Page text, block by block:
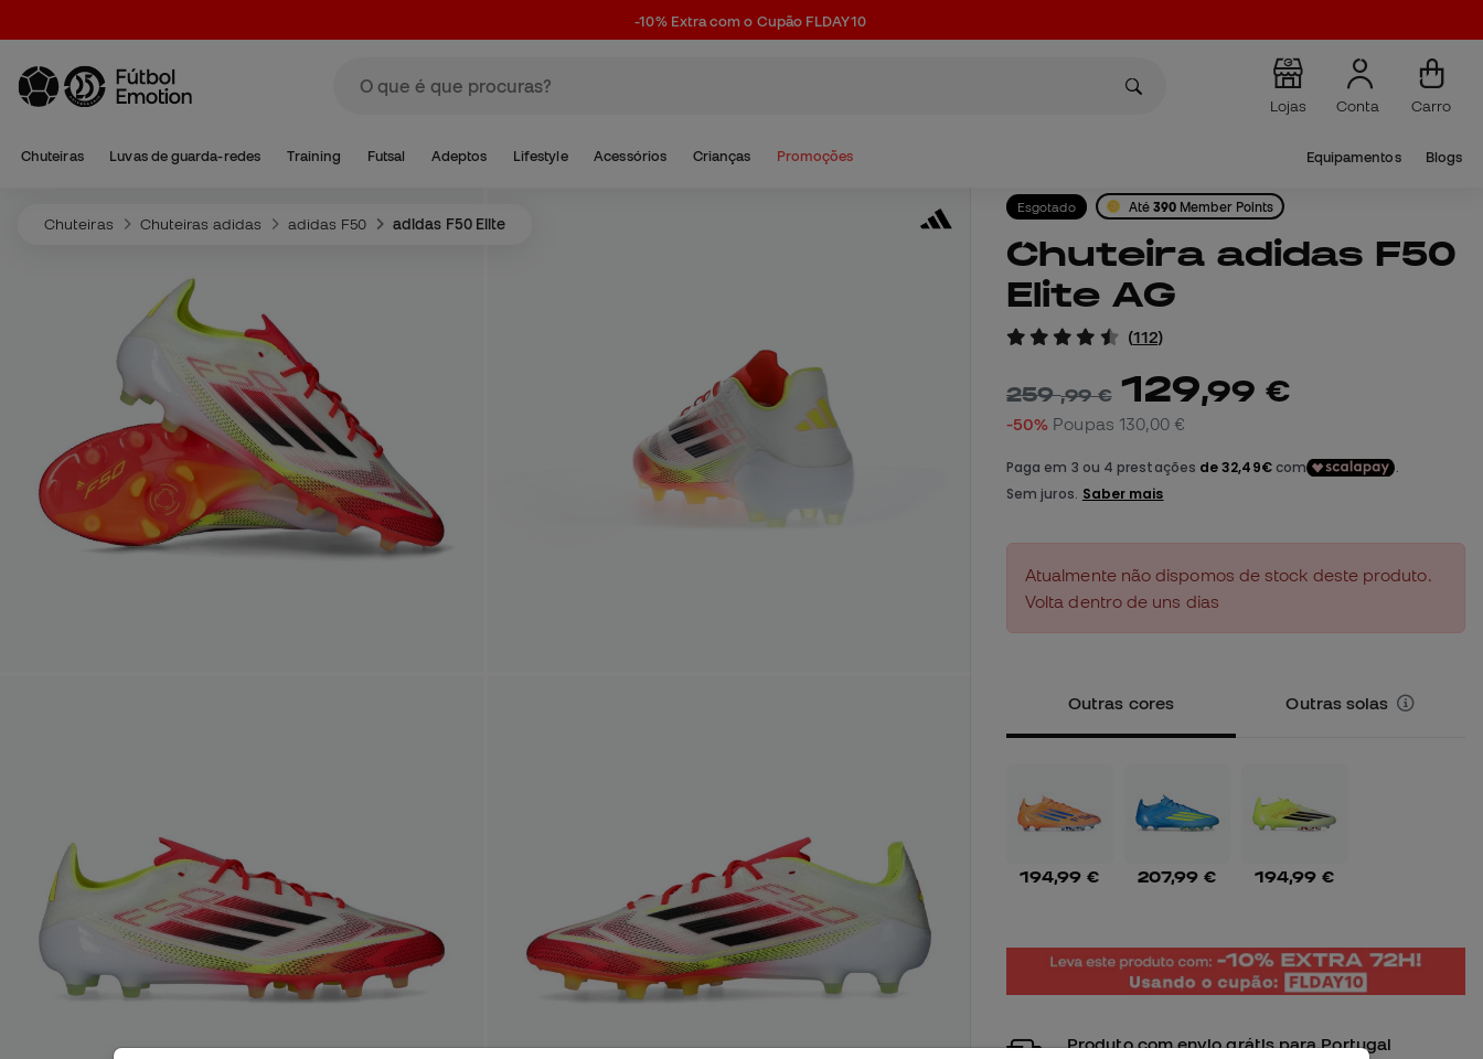
-10% Extra com o Cupão FLDAY10
Lojas Conta Carro
Chuteiras Luvas de guarda-redes Training Futsal Adeptos Lifestyle Acessórios Crianças Promoções Equipamentos Blogs
Chuteiras Chuteiras adidas adidas F50 adidas F50 Elite
Esgotado Até 390 Member Points
Chuteira adidas F50
Elite AG
(112)
259,99 € 129,99 €
-50% Poupas 130,00 €
Atualmente não dispomos de stock deste produto.
Volta dentro de uns dias
Outras cores Outras solas
194,99 € 207,99 € 194,99 €
Produto com envio grátis para Portugal